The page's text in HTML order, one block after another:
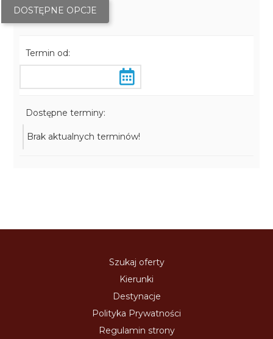
DOSTĘPNE OPCJE
Termin od:
Dostępne terminy:
Brak aktualnych terminów!
Szukaj oferty
Kierunki
Destynacje
Polityka Prywatności
Regulamin strony